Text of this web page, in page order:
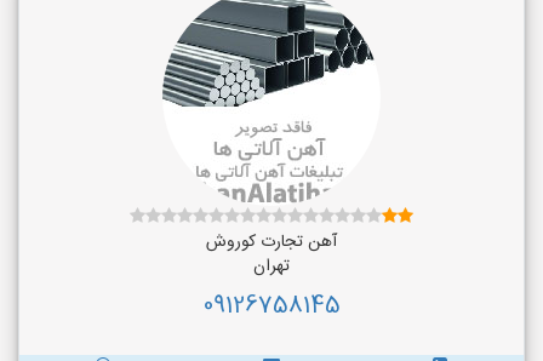
آهن تجارت کوروش
تهران
09126758145